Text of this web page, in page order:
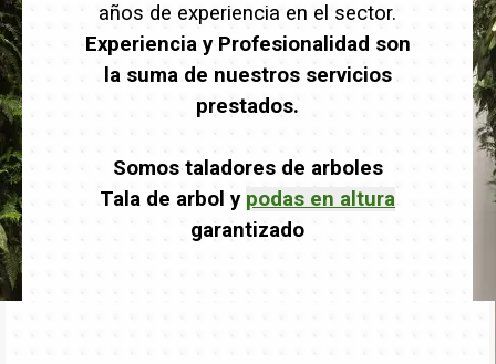
años de experiencia en el sector.
Experiencia y Profesionalidad son
la suma de nuestros servicios
prestados.
Somos taladores de arboles
Tala de arbol y podas en altura
garantizado